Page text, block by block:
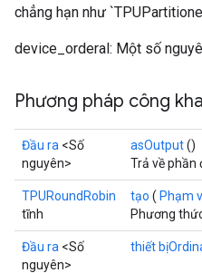
chẳng hạn như
device_orderal: Một số
Phương pháp công
Đầu ra <Số
nguyên>
asOutput()
Trả về
TPURoundRobin
tĩnh
tạo ( Phạm
Phương
Đầu ra <Số
nguyên>
thiết